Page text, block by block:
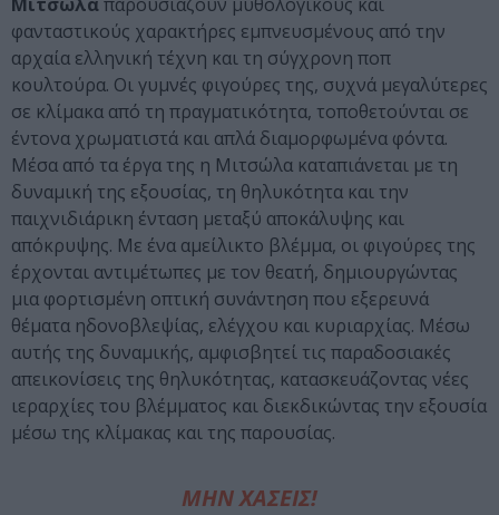
φανταστικούς χαρακτήρες εμπνευσμένους από την
αρχαία ελληνική τέχνη και τη σύγχρονη ποπ
κουλτούρα. Οι γυμνές φιγούρες της, συχνά μεγαλύτερες
σε κλίμακα από τη πραγματικότητα, τοποθετούνται σε
έντονα χρωματιστά και απλά διαμορφωμένα φόντα.
Μέσα από τα έργα της η Μιτσώλα καταπιάνεται με τη
δυναμική της εξουσίας, τη θηλυκότητα και την
παιχνιδιάρικη ένταση μεταξύ αποκάλυψης και
απόκρυψης. Με ένα αμείλικτο βλέμμα, οι φιγούρες της
έρχονται αντιμέτωπες με τον θεατή, δημιουργώντας
μια φορτισμένη οπτική συνάντηση που εξερευνά
θέματα ηδονοβλεψίας, ελέγχου και κυριαρχίας. Μέσω
αυτής της δυναμικής, αμφισβητεί τις παραδοσιακές
απεικονίσεις της θηλυκότητας, κατασκευάζοντας νέες
ιεραρχίες του βλέμματος και διεκδικώντας την εξουσία
μέσω της κλίμακας και της παρουσίας.
ΜΗΝ ΧΑΣΕΙΣ!